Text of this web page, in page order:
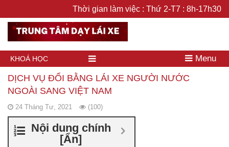
Thời gian làm việc : Thứ 2-T7 : 8h-17h30
KHOÁ HỌC Menu
DỊCH VỤ ĐỔI BẰNG LÁI XE NGƯỜI NƯỚC
NGOÀI SANG VIỆT NAM
24 Tháng Tư, 2021 (100)
Nội dung chính
[Ẩn]